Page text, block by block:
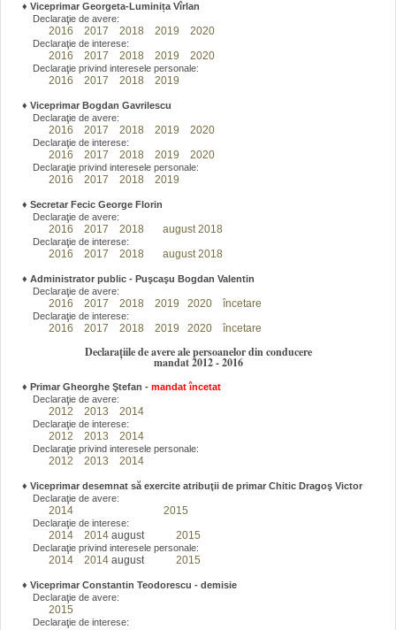
♦ Viceprimar Georgeta-Luminița Vîrlan
Declaraţie de avere:
2016 2017 2018 2019 2020
Declaraţie de interese:
2016 2017 2018 2019 2020
Declaraţie privind interesele personale:
2016 2017 2018 2019
♦ Viceprimar Bogdan Gavrilescu
Declaraţie de avere:
2016 2017 2018 2019 2020
Declaraţie de interese:
2016 2017 2018 2019 2020
Declaraţie privind interesele personale:
2016 2017 2018 2019
♦ Secretar Fecic George Florin
Declaraţie de avere:
2016 2017 2018 august 2018
Declaraţie de interese:
2016 2017 2018 august 2018
♦ Administrator public - Puşcaşu Bogdan Valentin
Declaraţie de avere:
2016 2017 2018 2019 2020 încetare
Declaraţie de interese:
2016 2017 2018 2019 2020 încetare
Declarațiile de avere ale persoanelor din conducere
mandat 2012 - 2016
♦ Primar Gheorghe Ştefan - mandat încetat
Declaraţie de avere:
2012 2013 2014
Declaraţie de interese:
2012 2013 2014
Declaraţie privind interesele personale:
2012 2013 2014
♦ Viceprimar desemnat să exercite atribuţii de primar Chitic Dragoş Victor
Declaraţie de avere:
2014 2015
Declaraţie de interese:
2014 2014 august 2015
Declaraţie privind interesele personale:
2014 2014 august 2015
♦ Viceprimar Constantin Teodorescu - demisie
Declaraţie de avere:
2015
Declaraţie de interese: